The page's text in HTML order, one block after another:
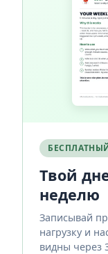
Твой
неделю
Записывай
нагрузку и
видны через